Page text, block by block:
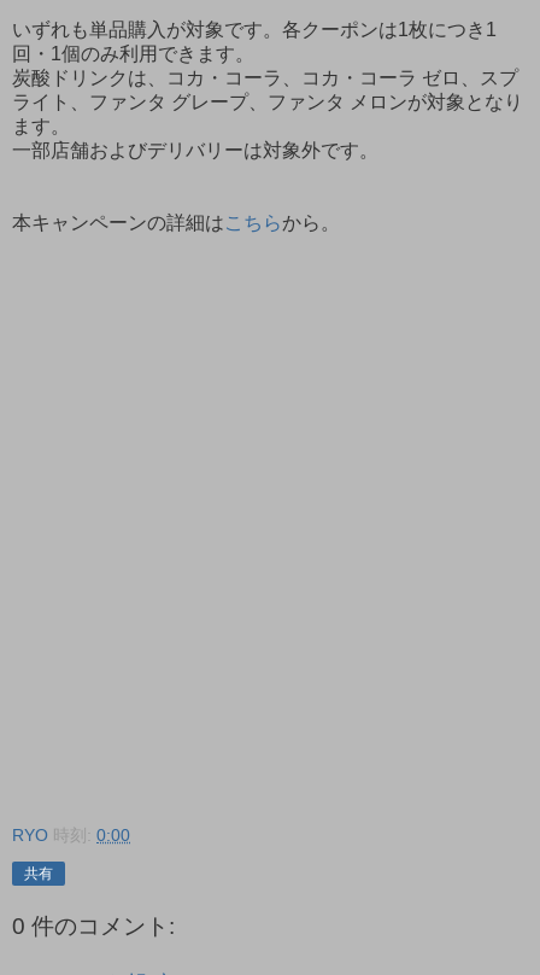
いずれも単品購入が対象です。各クーポンは1枚につき1
回・1個のみ利用できます。
炭酸ドリンクは、コカ・コーラ、コカ・コーラ ゼロ、スプ
ライト、ファンタ グレープ、ファンタ メロンが対象となり
ます。
一部店舗およびデリバリーは対象外です。
本キャンペーンの詳細はこちらから。
RYO 時刻: 0:00
共有
0 件のコメント: